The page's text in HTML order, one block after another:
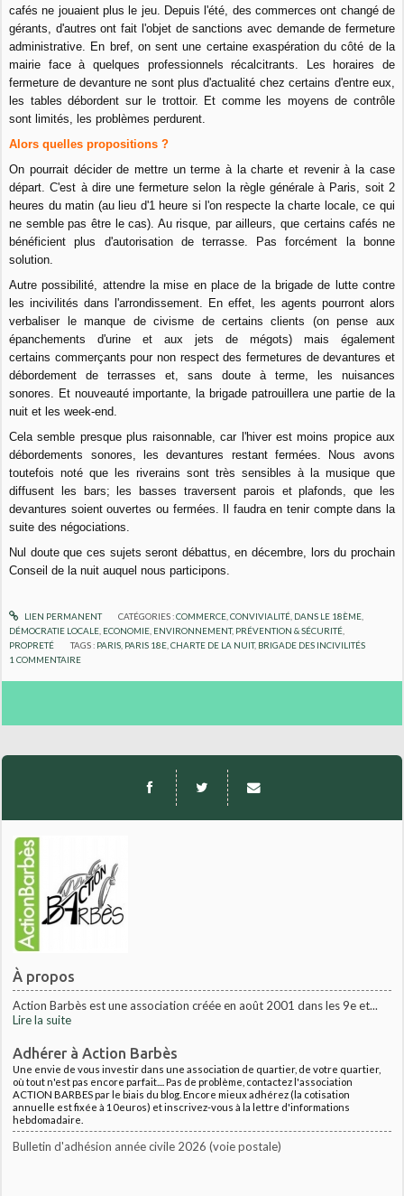
À propos
Action Barbès est une association créée en août 2001 dans les 9e et...
Lire la suite
Adhérer à Action Barbès
Une envie de vous investir dans une association de quartier, de votre quartier,
où tout n'est pas encore parfait.... Pas de problème, contactez l'association
ACTION BARBES par le biais du blog. Encore mieux adhérez (la cotisation
annuelle est fixée à 10euros) et inscrivez-vous à la lettre d'informations
hebdomadaire.
Bulletin d'adhésion année civile 2026 (voie postale)
cafés ne jouaient plus le jeu. Depuis l'été, des commerces ont changé de
gérants, d'autres ont fait l'objet de sanctions avec demande de fermeture
administrative. En bref, on sent une certaine exaspération du côté de la
mairie face à quelques professionnels récalcitrants. Les horaires de
fermeture de devanture ne sont plus d'actualité chez certains d'entre eux,
les tables débordent sur le trottoir. Et comme les moyens de contrôle
sont limités, les problèmes perdurent.
Alors quelles propositions ?
On pourrait décider de mettre un terme à la charte et revenir à la case
départ. C'est à dire une fermeture selon la règle générale à Paris, soit 2
heures du matin (au lieu d'1 heure si l'on respecte la charte locale, ce qui
ne semble pas être le cas). Au risque, par ailleurs, que certains cafés ne
bénéficient plus d'autorisation de terrasse. Pas forcément la bonne
solution.
Autre possibilité, attendre la mise en place de la brigade de lutte contre
les incivilités dans l'arrondissement. En effet, les agents pourront alors
verbaliser le manque de civisme de certains clients (on pense aux
épanchements d'urine et aux jets de mégots) mais également
certains commerçants pour non respect des fermetures de devantures et
débordement de terrasses et, sans doute à terme, les nuisances
sonores. Et nouveauté importante, la brigade patrouillera une partie de la
nuit et les week-end.
Cela semble presque plus raisonnable, car l'hiver est moins propice aux
débordements sonores, les devantures restant fermées. Nous avons
toutefois noté que les riverains sont très sensibles à la musique que
diffusent les bars; les basses traversent parois et plafonds, que les
devantures soient ouvertes ou fermées. Il faudra en tenir compte dans la
suite des négociations.
Nul doute que ces sujets seront débattus, en décembre, lors du prochain
Conseil de la nuit auquel nous participons.
LIEN PERMANENT CATÉGORIES :COMMERCE, CONVIVIALITÉ, DANS LE 18ÈME,
DÉMOCRATIE LOCALE ECONOMIE ENVIRONNEMENT, PRÉVENTION & SÉCURITÉ
PROPRETÉ
TAGS : PARIS PARIS 18E ,CHARTE DE LA NUIT, BRIGADE DES INCIVILITÉS
1 COMMENTAIRE